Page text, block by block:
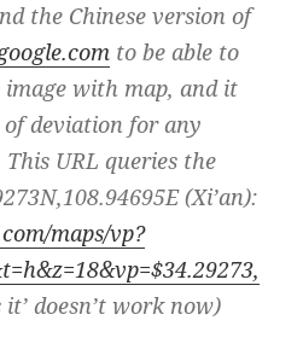
the Chinese version of
to be able to
with map, and it
deviation for any
URL queries the
(Xi’an):
maps/vp?
it’ doesn’t work now)